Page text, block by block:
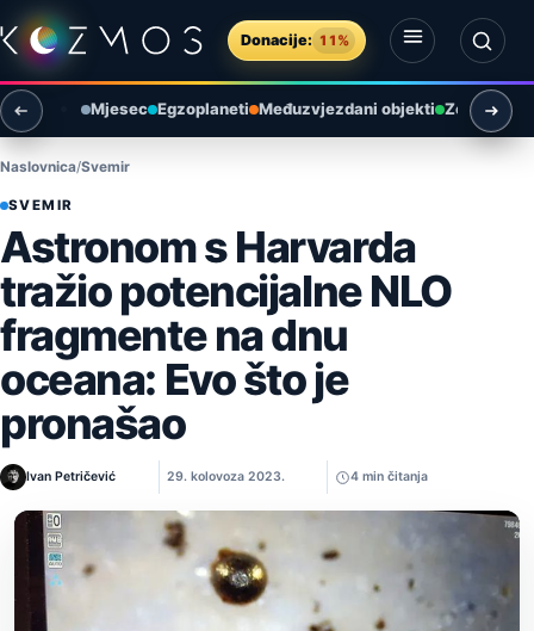
Preskoči na sadržaj
Donacije: 11%
Otvori izbornik
Otvori pretragu
Mjesec Egzoplaneti Međuzvjezdani objekti Zemlja i
Naslovnica Svemir
SVEMIR
Astronom s Harvarda
tražio potencijalne NLO
fragmente na dnu
oceana: Evo što je
pronašao
Ivan Petričević 29. kolovoza 2023. 4 min čitanja